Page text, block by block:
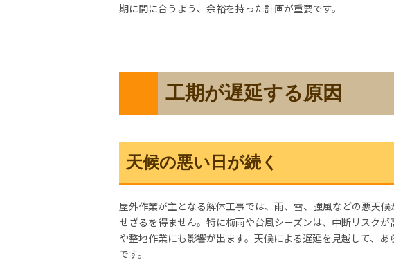
期に間に合うよう、余裕を持った計画が重要です。
工期が遅延する原因
天候の悪い日が続く
屋外作業が主となる解体工事では、雨、雪、強風などの悪天
せざるを得ません。特に梅雨や台風シーズンは、中断リスク
や整地作業にも影響が出ます。天候による遅延を見越して、 あ
です。